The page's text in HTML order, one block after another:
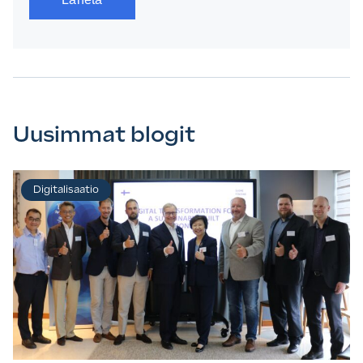
Uusimmat blogit
Digitalisaatio